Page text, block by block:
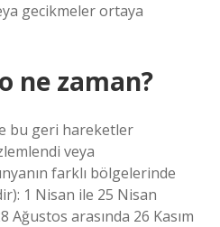
gecikmeler ortaya
ne zaman?
bu geri hareketler
veya
farklı bölgelerinde
1 Nisan ile 25 Nisan
Ağustos arasında 26 Kasım